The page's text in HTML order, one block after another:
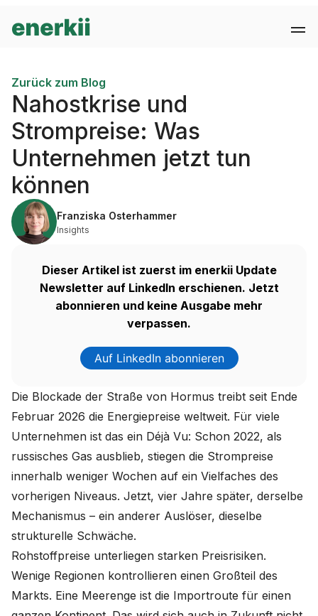
Zurück zum Blog
Nahostkrise und
Strompreise: Was
Unternehmen jetzt tun
können
Franziska Osterhammer
Insights
Dieser Artikel ist zuerst im enerkii Update
Newsletter auf LinkedIn erschienen. Jetzt
abonnieren und keine Ausgabe mehr
verpassen.
Auf LinkedIn abonnieren
Die Blockade der Straße von Hormus treibt seit Ende
Februar 2026 die Energiepreise weltweit. Für viele
Unternehmen ist das ein Déjà Vu: Schon 2022, als
russisches Gas ausblieb, stiegen die Strompreise
innerhalb weniger Wochen auf ein Vielfaches des
vorherigen Niveaus. Jetzt, vier Jahre später, derselbe
Mechanismus – ein anderer Auslöser, dieselbe
strukturelle Schwäche.
Rohstoffpreise unterliegen starken Preisrisiken.
Wenige Regionen kontrollieren einen Großteil des
Markts. Eine Meerenge ist die Importroute für einen